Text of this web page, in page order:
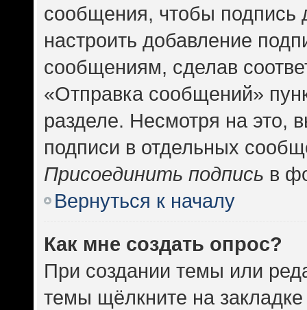
сообщения, чтобы подпись
настроить добавление
сообщениям, сделав
«Отправка сообщений»
разделе. Несмотря на это,
подписи в отдельных
Присоединить подпись в
Вернуться к началу
Как мне создать опрос?
При создании темы или
темы щёлкните на